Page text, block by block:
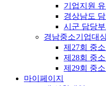
기업지원
경상남도
시군 담당부
경남중소기업대
제27회 중
제28회 중
제29회 중
마이페이지